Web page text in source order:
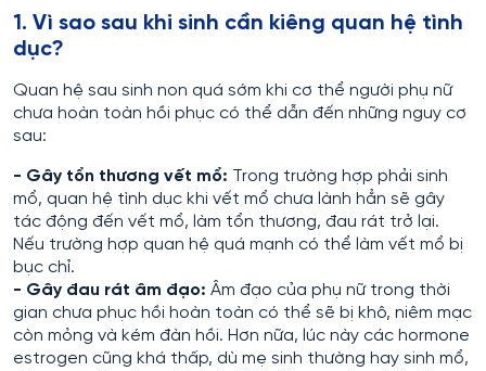
1. Vì sao sau khi sinh cần kiêng quan hệ tình
dục?
Quan hệ sau sinh non quá sớm khi cơ thể người phụ nữ
chưa hoàn toàn hồi phục có thể dẫn đến những nguy cơ
sau:
- Gây tổn thương vết mổ: Trong trường hợp phải sinh
mổ, quan hệ tình dục khi vết mổ chưa lành hẳn sẽ gây
tác động đến vết mổ, làm tổn thương, đau rát trở lại.
Nếu trường hợp quan hệ quá mạnh có thể làm vết mổ bị
bục chỉ.
- Gây đau rát âm đạo: Âm đạo của phụ nữ trong thời
gian chưa phục hồi hoàn toàn có thể sẽ bị khô, niêm mạc
còn mỏng và kém đàn hồi. Hơn nữa, lúc này các hormone
estrogen cũng khá thấp, dù mẹ sinh thường hay sinh mổ,